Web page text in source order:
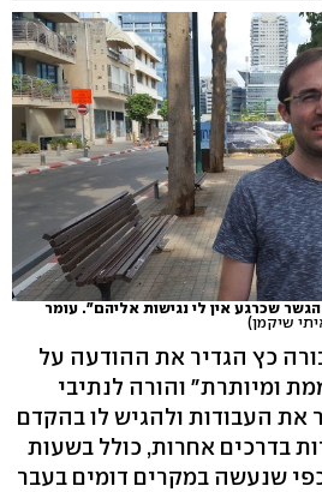
שכרגע אין לי נגישות אליהם". עומר
שיקמן)
כץ הגדיר את ההודעה על
ומיותרת" והורה לנתיבי
את העבודות ולהגיש לו בהקדם
בדרכים אחרות, כולל בשעות
שנעשה במקרים דומים בעבר